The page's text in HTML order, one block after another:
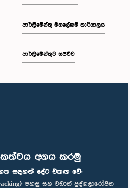
අගය කරමු
සඳහන් දේට එකඟ වේ:
පහසු සහ වඩාත් පුද්ගලාරෝපිත
පාර්ලිමේන්තු මහලේකම් කාර්යාලය
පාර්ලිමේන්තුව සජීවීව